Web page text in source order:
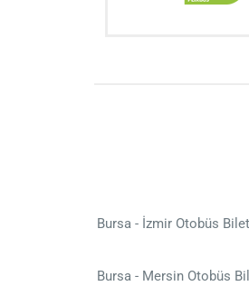
Bursa - İzmir Otobüs
Bursa - Mersin Otobüs